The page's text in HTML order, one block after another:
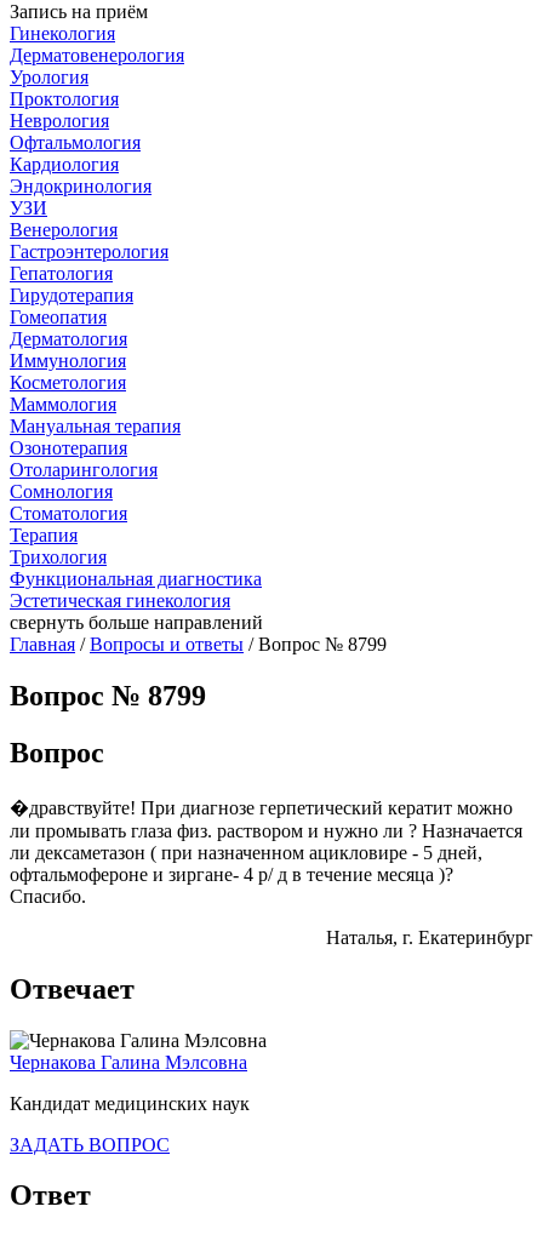
Запись на приём
Гинекология
Дерматовенерология
Урология
Проктология
Неврология
Офтальмология
Кардиология
Эндокринология
УЗИ
Венерология
Гастроэнтерология
Гепатология
Гирудотерапия
Гомеопатия
Дерматология
Иммунология
Косметология
Маммология
Мануальная терапия
Озонотерапия
Отоларингология
Сомнология
Стоматология
Терапия
Трихология
Функциональная диагностика
Эстетическая гинекология
свернуть больше направлений
Главная /Вопросы и ответы / Вопрос № 8799
Вопрос № 8799
Вопрос
�дравствуйте! При диагнозе герпетический кератит можно
ли промывать глаза физ. раствором и нужно ли ? Назначается
ли дексаметазон ( при назначенном ацикловире - 5 дней,
офтальмофероне и зиргане- 4 р/ д в течение месяца )?
Спасибо.
Наталья, г. Екатеринбург
Отвечает
Чернакова Галина Мэлсовна
Кандидат медицинских наук
ЗАДАТЬ ВОПРОС
Ответ